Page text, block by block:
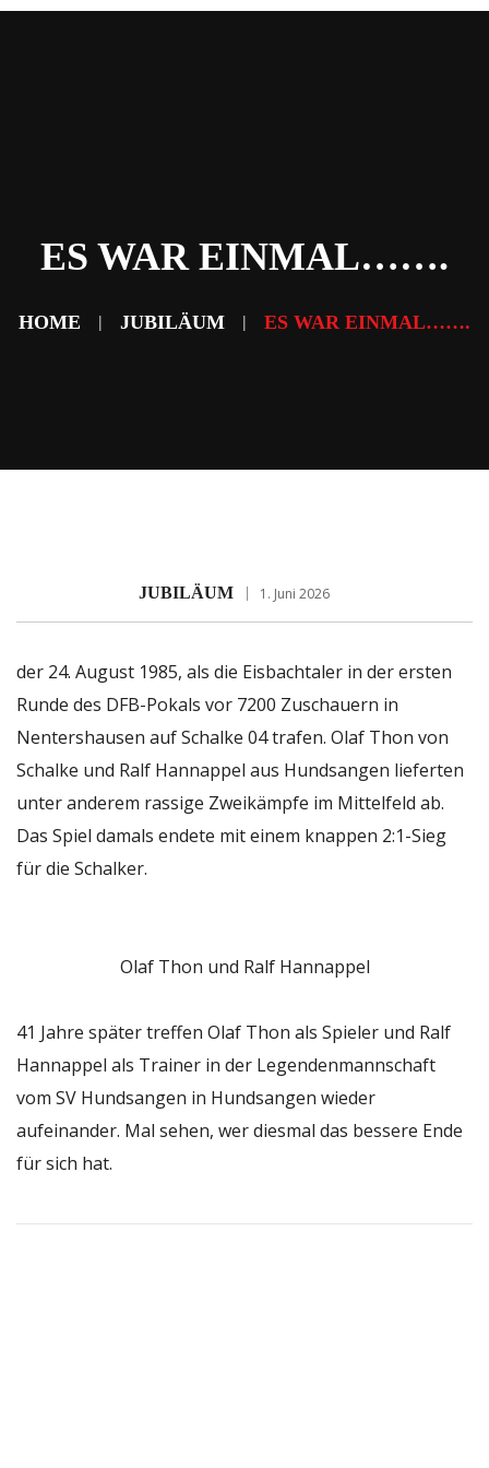
ES WAR EINMAL…….
HOME JUBILÄUM ES WAR EINMAL…….
JUBILÄUM 1. Juni 2026
der 24. August 1985, als die Eisbachtaler in der ersten
Runde des DFB-Pokals vor 7200 Zuschauern in
Nentershausen auf Schalke 04 trafen. Olaf Thon von
Schalke und Ralf Hannappel aus Hundsangen lieferten
unter anderem rassige Zweikämpfe im Mittelfeld ab.
Das Spiel damals endete mit einem knappen 2:1-Sieg
für die Schalker.
Olaf Thon und Ralf Hannappel
41 Jahre später treffen Olaf Thon als Spieler und Ralf
Hannappel als Trainer in der Legendenmannschaft
vom SV Hundsangen in Hundsangen wieder
aufeinander. Mal sehen, wer diesmal das bessere Ende
für sich hat.